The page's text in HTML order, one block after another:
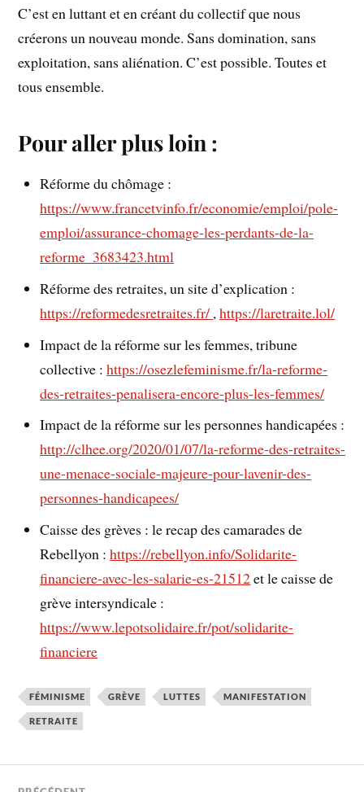
C’est en luttant et en créant du collectif que nous
créerons un nouveau monde. Sans domination, sans
exploitation, sans aliénation. C’est possible. Toutes et
tous ensemble.
Pour aller plus loin :
Réforme du chômage :
https://www.francetvinfo.fr/economie/emploi/pole-
emploi/assurance-chomage-les-perdants-de-la-
reforme_3683423.html
Réforme des retraites, un site d’explication :
https://reformedesretraites.fr/ ,https://laretraite.lol/
Impact de la réforme sur les femmes, tribune
collective :https://osezlefeminisme.fr/la-reforme-
des-retraites-penalisera-encore-plus-les-femmes/
Impact de la réforme sur les personnes handicapées :
http://clhee.org/2020/01/07/la-reforme-des-retraites-
une-menace-sociale-majeure-pour-lavenir-des-
personnes-handicapees/
Caisse des grèves : le recap des camarades de
Rebellyon :https://rebellyon.info/Solidarite-
financiere-avec-les-salarie-es-21512et le caisse de
grève intersyndicale :
https://www.lepotsolidaire.fr/pot/solidarite-
financiere
FÉMINISME GRÈVE LUTTES MANIFESTATION
RETRAITE